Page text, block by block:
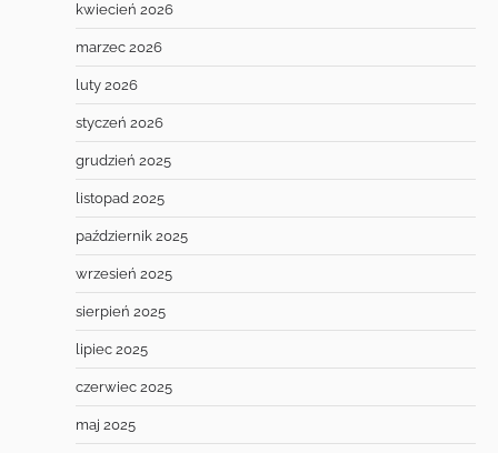
kwiecień 2026
marzec 2026
luty 2026
styczeń 2026
grudzień 2025
listopad 2025
październik 2025
wrzesień 2025
sierpień 2025
lipiec 2025
czerwiec 2025
maj 2025